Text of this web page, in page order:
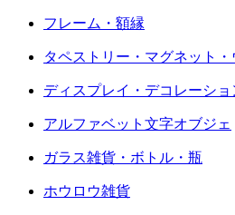
フレーム・額縁
タペストリー・マグネット・
ディスプレイ・デコレーショ
アルファベット文字オブジェ
ガラス雑貨・ボトル・瓶
ホウロウ雑貨